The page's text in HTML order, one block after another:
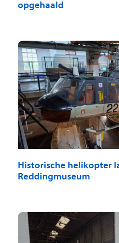
opgehaald
Historische helikopter
Reddingmuseum